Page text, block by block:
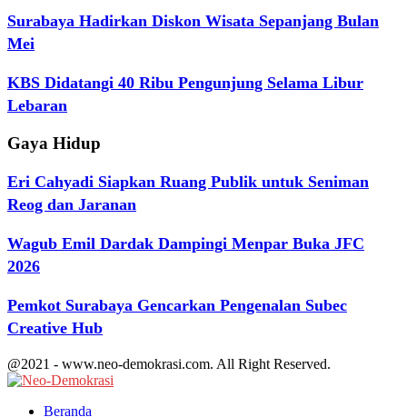
Surabaya Hadirkan Diskon Wisata Sepanjang Bulan
Mei
KBS Didatangi 40 Ribu Pengunjung Selama Libur
Lebaran
Gaya Hidup
Eri Cahyadi Siapkan Ruang Publik untuk Seniman
Reog dan Jaranan
Wagub Emil Dardak Dampingi Menpar Buka JFC
2026
Pemkot Surabaya Gencarkan Pengenalan Subec
Creative Hub
@2021 - www.neo-demokrasi.com. All Right Reserved.
Beranda